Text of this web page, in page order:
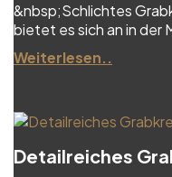
&nbsp;Schlichtes
bietet es sich an in der
Weiterlesen..
Detailreiches